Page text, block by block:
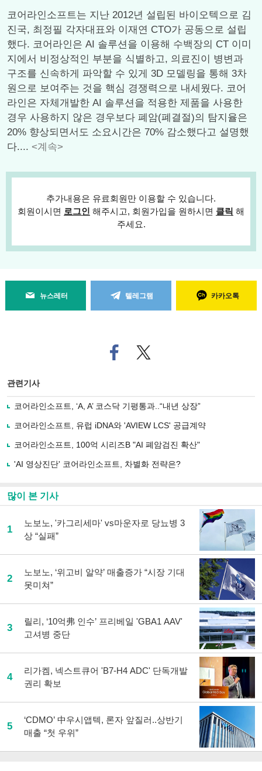
코어라인소프트는 지난 2012년 설립된 바이오텍으로 김
진국, 최정필 각자대표와 이재연 CTO가 공동으로 설립
했다. 코어라인은 AI 솔루션을 이용해 수백장의 CT 이미
지에서 비정상적인 부분을 식별하고, 의료진이 병변과
구조를 신속하게 파악할 수 있게 3D 모델링을 통해 3차
원으로 보여주는 것을 핵심 경쟁력으로 내세웠다. 코어
라인은 자체개발한 AI 솔루션을 적용한 제품을 사용한
경우 사용하지 않은 경우보다 폐암(폐결절)의 탐지율은
20% 향상되면서도 소요시간은 70% 감소했다고 설명했
다.... <계속>
추가내용은 유료회원만 이용할 수 있습니다.
회원이시면 로그인 해주시고, 회원가입을 원하시면 클릭 해
주세요.
뉴스레터 텔레그램 카카오톡
페
이
로
기
사
유
기
트위
터로
관련기사
코어라인소프트, ‘A, A’ 코스닥 기평통과..“내년 상장”
코어라인소프트, 유럽 iDNA와 'AVIEW LCS' 공급계약
코어라인소프트, 100억 시리즈B "AI 폐암검진 확산"
'AI 영상진단' 코어라인소프트, 차별화 전략은?
많이 본 기사
1
노보노, '카그리세마' vs마운자로 당뇨병 3
상 “실패”
2
노보노, ‘위고비 알약’ 매출증가 “시장 기대
못미쳐”
3
릴리, ‘10억弗 인수’ 프리베일 'GBA1 AAV'
고셔병 중단
4
리가켐, 넥스트큐어 'B7-H4 ADC' 단독개발
권리 확보
5
‘CDMO’ 中우시앱텍, 론자 앞질러..상반기
매출 “첫 우위”